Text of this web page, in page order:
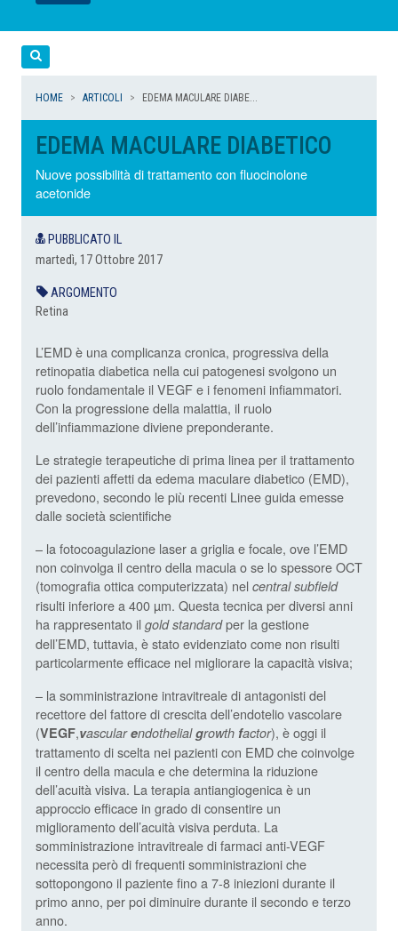
LEGGI
LEGGI
LEGGI
LEGGI
HOME ARTICOLI EDEMA MACULARE DIABE...
EDEMA MACULARE DIABETICO
Nuove possibilità di trattamento con fluocinolone
acetonide
PUBBLICATO IL
martedì, 17 Ottobre 2017
ARGOMENTO
Retina
L’EMD è una complicanza cronica, progressiva della
retinopatia diabetica nella cui patogenesi svolgono un
ruolo fondamentale il VEGF e i fenomeni infiammatori.
Con la progressione della malattia, il ruolo
dell’infiammazione diviene preponderante.
Le strategie terapeutiche di prima linea per il trattamento
dei pazienti affetti da edema maculare diabetico (EMD),
prevedono, secondo le più recenti Linee guida emesse
dalle società scientifiche
– la fotocoagulazione laser a griglia e focale, ove l’EMD
non coinvolga il centro della macula o se lo spessore OCT
(tomografia ottica computerizzata) nel central subfield
risulti inferiore a 400 µm. Questa tecnica per diversi anni
ha rappresentato il gold standardper la gestione
dell’EMD, tuttavia, è stato evidenziato come non risulti
particolarmente efficace nel migliorare la capacità visiva;
– la somministrazione intravitreale di antagonisti del
recettore del fattore di crescita dell’endotelio vascolare
(VEGF,vascularendothelialgrowth factor), è oggi il
trattamento di scelta nei pazienti con EMD che coinvolge
il centro della macula e che determina la riduzione
dell’acuità visiva. La terapia antiangiogenica è un
approccio efficace in grado di consentire un
miglioramento dell’acuità visiva perduta. La
somministrazione intravitreale di farmaci anti-VEGF
necessita però di frequenti somministrazioni che
sottopongono il paziente fino a 7-8 iniezioni durante il
primo anno, per poi diminuire durante il secondo e terzo
anno.